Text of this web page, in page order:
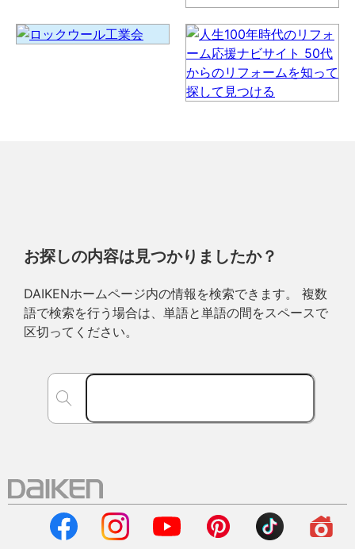
お探しの内容は見つかりましたか？
DAIKENホームページ内の情報を検索できます。 複数
語で検索を行う場合は、単語と単語の間をスペースで
区切ってください。